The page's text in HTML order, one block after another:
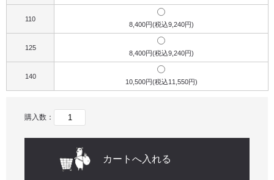
110
8,400円(税込9,240円)
125
8,400円(税込9,240円)
140
10,500円(税込11,550円)
購入数：